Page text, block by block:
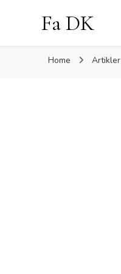
Fa DK
Home Artikler